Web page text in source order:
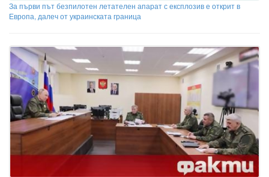
За първи път безпилотен летателен апарат с експлозив е открит в
Европа, далеч от украинската граница